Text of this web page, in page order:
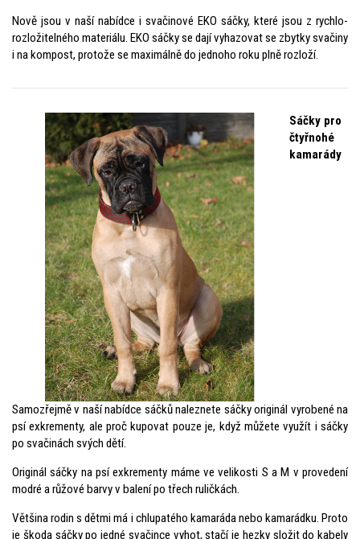
Nově jsou v naší nabídce i svačinové EKO sáčky, které jsou z rychlo-
rozložitelného materiálu. EKO sáčky se dají vyhazovat se zbytky svačiny
i na kompost, protože se maximálně do jednoho roku plně rozloží.
Sáčky pro
čtyřnohé
kamarády
Samozřejmě v naší nabídce sáčků naleznete sáčky originál vyrobené na
psí exkrementy, ale proč kupovat pouze je, když můžete využít i sáčky
po svačinách svých dětí.
Originál sáčky na psí exkrementy máme ve velikosti S a M v provedení
modré a růžové barvy v balení po třech ruličkách.
Většina rodin s dětmi má i chlupatého kamaráda nebo kamarádku. Proto
je škoda sáčky po jedné svačince vyhot, stačí je hezky složit do kabely